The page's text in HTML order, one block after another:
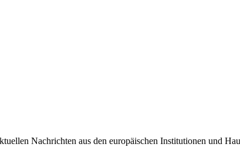
Nachrichten aus den europäischen Institutionen und